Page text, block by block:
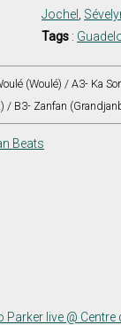
Jochel
Tags :
(Woulé) / A3- Ka
/ B3- Zanfan
Beats
Parker live @ Centre